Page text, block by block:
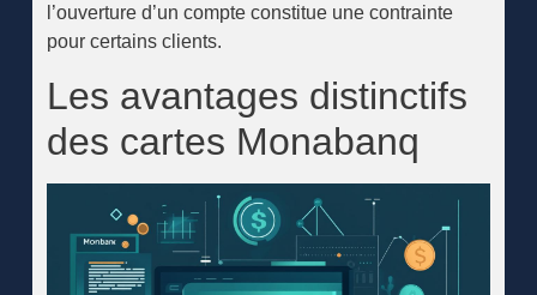
l’ouverture d’un compte constitue une contrainte
pour certains clients.
Les avantages distinctifs
des cartes Monabanq